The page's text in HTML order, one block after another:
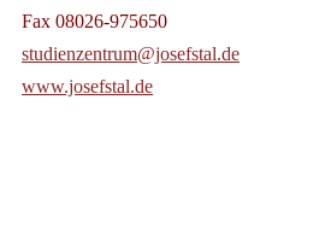
Fax 08026-975650
studienzentrum@josefstal.de
www.josefstal.de